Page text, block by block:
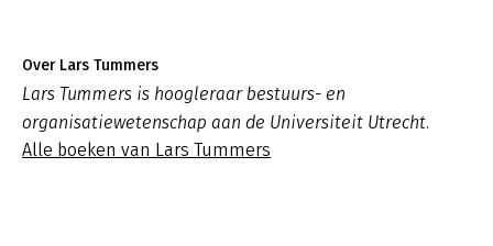
Over Lars Tummers
Lars Tummers is hoogleraar bestuurs- en
organisatiewetenschap aan de Universiteit Utrecht.
Alle boeken van Lars Tummers